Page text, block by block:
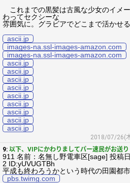
これまでの黒髪は古風な少女のイメ
わってセクシーな
雰囲気に。グラビアでどこまで活かせる
ascii.jp
images-na.ssl-images-amazon.com
images-na.ssl-images-amazon.com
ascii.jp
ascii.jp
ascii.jp
ascii.jp
ascii.jp
ascii.jp
ascii.jp
ascii.jp
ascii.jp
2018/07/26(
9: 以下、VIPにかわりましてパー速民がお送
911 名前：名無し野電車区[sage] 投稿
2 ID:yUVUGTBh
平成も終わろうかという時代の田園都
pbs.twimg.com